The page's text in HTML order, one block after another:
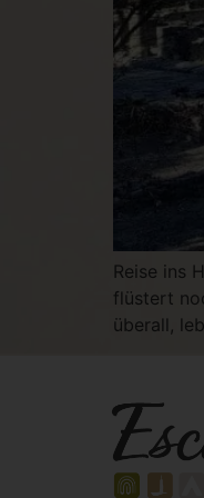
Reise ins
flüstert
überall,